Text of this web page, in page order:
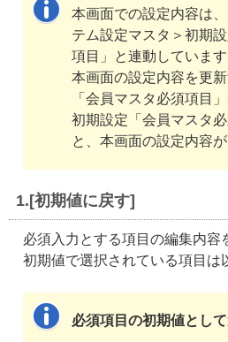
本画面での設定内容は
テム設定マスタ＞初期
項目」と連動しています
本画面の設定内容を更
「会員マスタ必須項目
初期設定「会員マスタ
と、本画面の設定内容が
1.[初期値に戻す]
必須入力とする項目の編集内容
初期値で選択されている項目は
必須項目の初期値とし